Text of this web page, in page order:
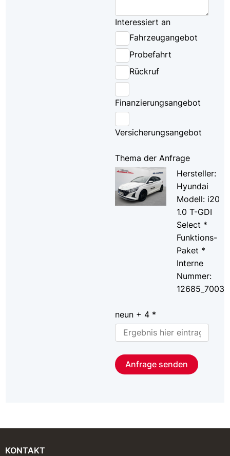
Interessiert an
Fahrzeugangebot
Probefahrt
Rückruf
Finanzierungsangebot
Versicherungsangebot
Thema der Anfrage
Hersteller:
Hyundai
Modell: i20
1.0 T-GDI
Select *
Funktions-
Paket *
Interne
Nummer:
12685_7003
neun + 4 *
Anfrage senden
KONTAKT